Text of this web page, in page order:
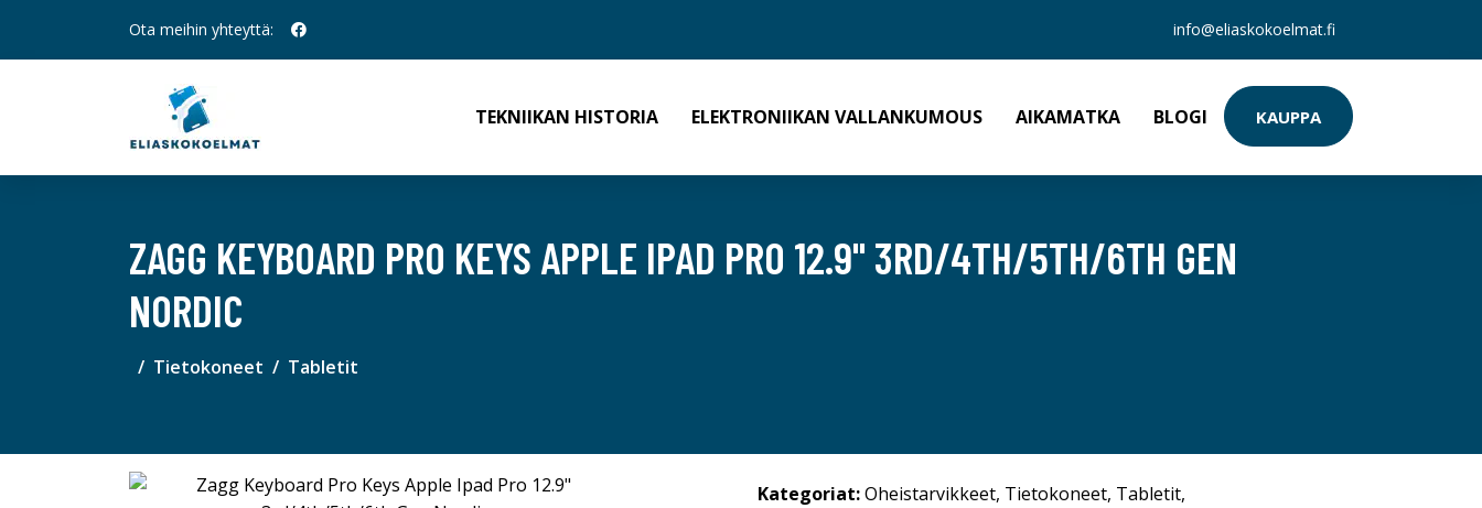
Ota meihin yhteyttä: info@eliaskokoelmat.fi
TEKNIIKAN HISTORIA ELEKTRONIIKAN VALLANKUMOUS AIKAMATKA BLOGI KAUPPA
ZAGG KEYBOARD PRO KEYS APPLE IPAD PRO 12.9" 3RD/4TH/5TH/6TH GEN
NORDIC
Tietokoneet Tabletit
Kategoriat:Oheistarvikkeet, Tietokoneet, Tabletit,